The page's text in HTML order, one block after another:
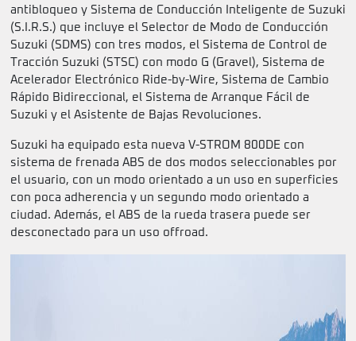
antibloqueo y Sistema de Conducción Inteligente de Suzuki
(S.I.R.S.) que incluye el Selector de Modo de Conducción
Suzuki (SDMS) con tres modos, el Sistema de Control de
Tracción Suzuki (STSC) con modo G (Gravel), Sistema de
Acelerador Electrónico Ride-by-Wire, Sistema de Cambio
Rápido Bidireccional, el Sistema de Arranque Fácil de
Suzuki y el Asistente de Bajas Revoluciones.
Suzuki ha equipado esta nueva V-STROM 800DE con
sistema de frenada ABS de dos modos seleccionables por
el usuario, con un modo orientado a un uso en superficies
con poca adherencia y un segundo modo orientado a
ciudad. Además, el ABS de la rueda trasera puede ser
desconectado para un uso offroad.